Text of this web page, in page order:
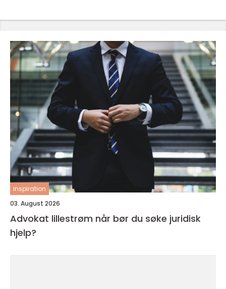
inspiration
03. August 2026
Advokat lillestrøm når bør du søke juridisk
hjelp?